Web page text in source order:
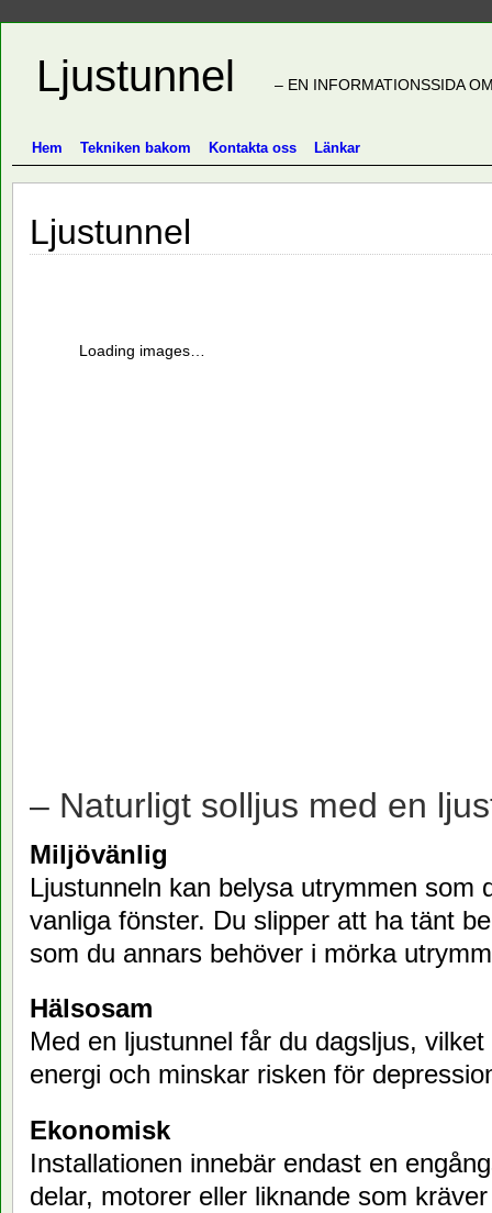
Ljustunnel – EN INFORMATIONSSIDA
Hem Tekniken bakom Kontakta oss Länkar
Ljustunnel
Loading images…
– Naturligt solljus med en
Miljövänlig
Ljustunneln kan belysa utrymmen som
vanliga fönster. Du slipper att ha tänt
som du annars behöver i mörka
Hälsosam
Med en ljustunnel får du dagsljus,
energi och minskar risken för
Ekonomisk
Installationen innebär endast en
delar, motorer eller liknande som